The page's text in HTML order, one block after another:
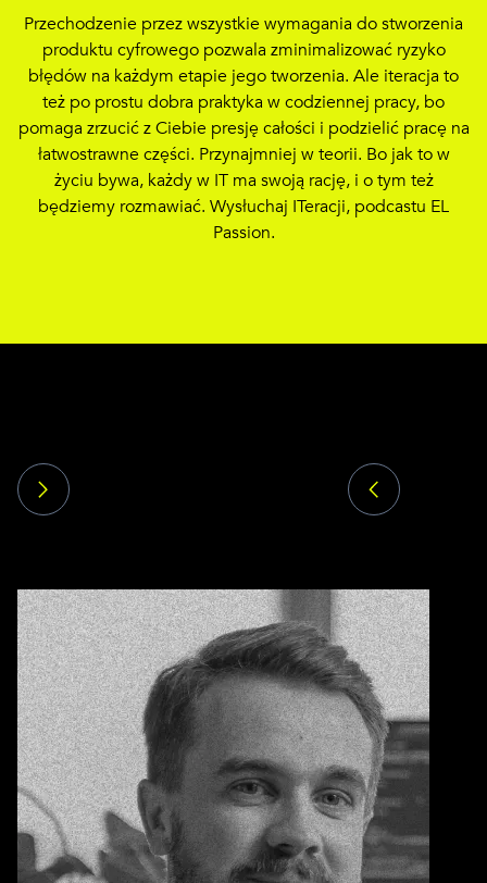
Przechodzenie przez wszystkie wymagania do stworzenia
produktu cyfrowego pozwala zminimalizować ryzyko
błędów na każdym etapie jego tworzenia. Ale iteracja to
też po prostu dobra praktyka w codziennej pracy, bo
pomaga zrzucić z Ciebie presję całości i podzielić pracę na
łatwostrawne części. Przynajmniej w teorii. Bo jak to w
życiu bywa, każdy w IT ma swoją rację, i o tym też
będziemy rozmawiać. Wysłuchaj ITeracji, podcastu EL
Passion.